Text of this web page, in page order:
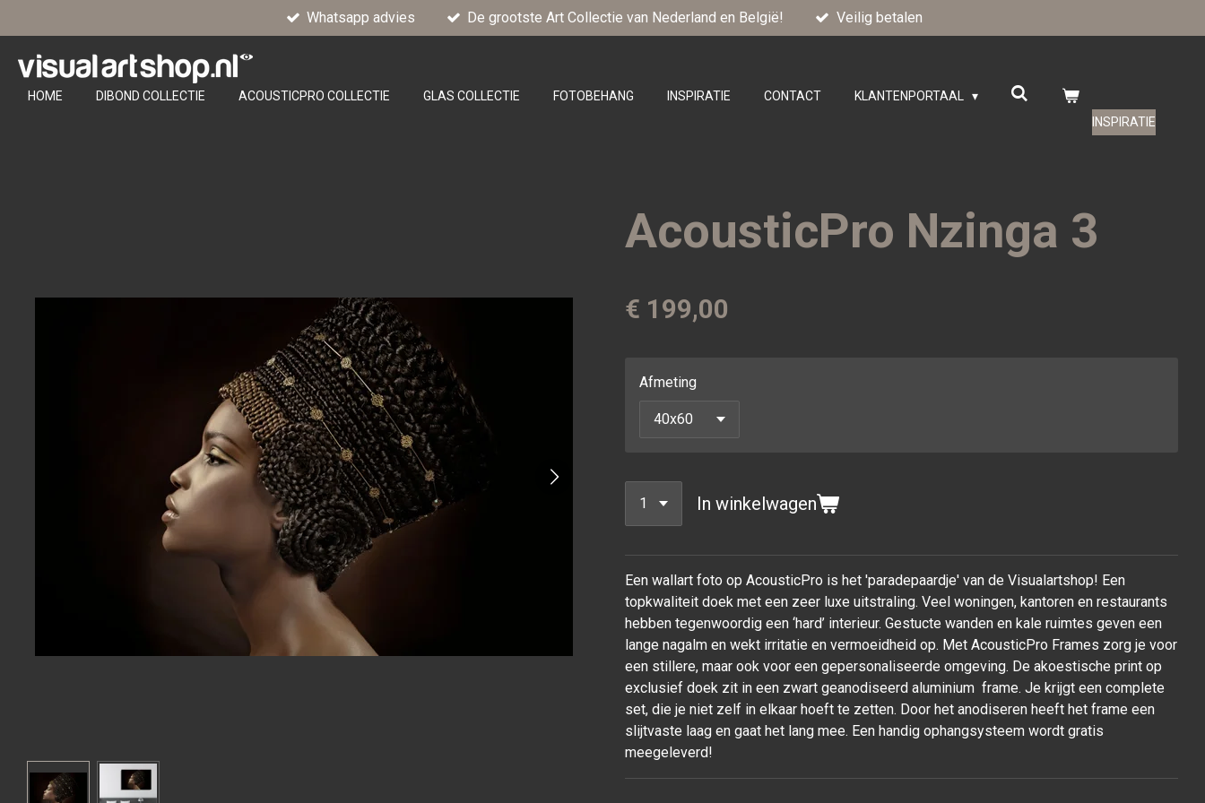
direct
naar
de
hoofdinhoud
Whatsapp advies De grootste Art Collectie van Nederland en België! Veilig betalen
HOME DIBOND COLLECTIE ACOUSTICPRO COLLECTIE GLAS COLLECTIE FOTOBEHANG INSPIRATIE CONTACT
KLANTENPORTAAL
INSPIRATIE
AcousticPro Nzinga 3
€ 199,00
Afmeting
In winkelwagen
Een wallart foto op AcousticPro is het 'paradepaardje' van de Visualartshop! Een
topkwaliteit doek met een zeer luxe uitstraling. Veel woningen, kantoren en restaurants
hebben tegenwoordig een ‘hard’ interieur. Gestucte wanden en kale ruimtes geven een
lange nagalm en wekt irritatie en vermoeidheid op. Met AcousticPro Frames zorg je voor
een stillere, maar ook voor een gepersonaliseerde omgeving. De akoestische print op
exclusief doek zit in een zwart geanodiseerd aluminium frame. Je krijgt een complete
set, die je niet zelf in elkaar hoeft te zetten. Door het anodiseren heeft het frame een
slijtvaste laag en gaat het lang mee. Een handig ophangsysteem wordt gratis
meegeleverd!